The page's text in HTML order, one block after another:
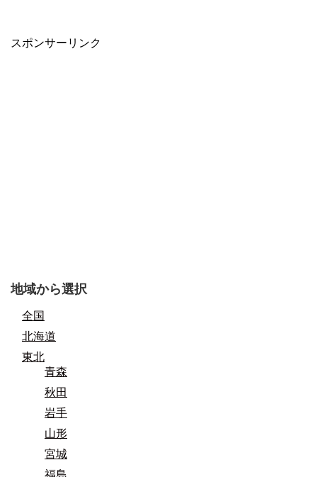
スポンサーリンク
地域から選択
全国
北海道
東北
青森
秋田
岩手
山形
宮城
福島